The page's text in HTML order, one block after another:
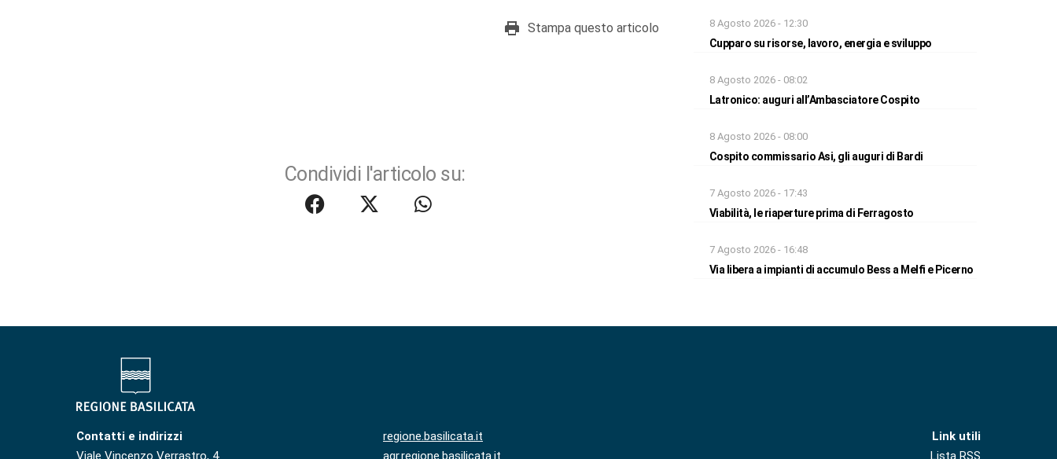
Stampa questo articolo
Condividi l'articolo su:
8 Agosto 2026 - 12:30
Cupparo su risorse, lavoro, energia e sviluppo
8 Agosto 2026 - 08:02
Latronico: auguri all’Ambasciatore Cospito
8 Agosto 2026 - 08:00
Cospito commissario Asi, gli auguri di Bardi
7 Agosto 2026 - 17:43
Viabilità, le riaperture prima di Ferragosto
7 Agosto 2026 - 16:48
Via libera a impianti di accumulo Bess a Melfi e Picerno
Contatti e indirizzi
Viale Vincenzo Verrastro, 4
regione.basilicata.it
agr.regione.basilicata.it
Link utili
Lista RSS